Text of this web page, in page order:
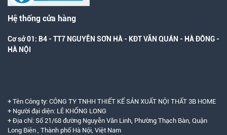
Hệ thống cửa hàng
Cơ sở 01: B4 - TT7 NGUYỄN SƠN HÀ - KĐT VĂN QUÁN - HÀ ĐÔNG -
HÀ NỘI
+ Tên Công ty: CÔNG TY TNHH THIẾT KẾ SẢN XUẤT NỘI THẤT 3B HOME
+ Người đại diện: LÊ KHỔNG LONG
+ Địa chỉ: Số 21/68 đường Nguyễn Văn Linh, Phường Thạch Bàn, Quận
Long Biên , Thành phố Hà Nội, Việt Nam